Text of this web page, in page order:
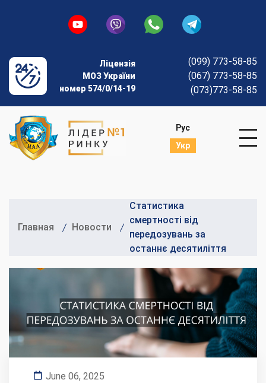
Ліцензія
МОЗ України
номер 574/0/14-19
(099) 773-58-85
(067) 773-58-85
(073)773-58-85
Рус
Укр
Главная Новости
Статистика
смертності від
передозувань за
останнє десятиліття
June 06, 2025